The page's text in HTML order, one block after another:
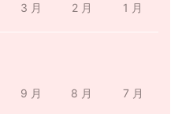
3 月 2 月 1 月
9 月 8 月 7 月